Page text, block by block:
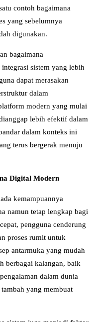
contoh bagaimana
yang sebelumnya
digunakan.
bagaimana
sistem yang lebih
dapat merasakan
dalam
modern yang mulai
lebih efektif dalam
dalam konteks ini
terus bergerak menuju
Digital Modern
kemampuannya
namun tetap lengkap bagi
pengguna cenderung
proses rumit untuk
antarmuka yang mudah
berbagai kalangan, baik
dalam dunia
yang membuat